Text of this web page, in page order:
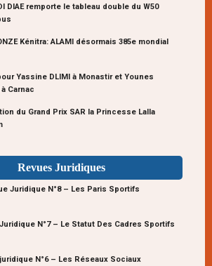
DIAE remporte le tableau double du W50
Kénitra: ALAMI désormais 385e mondial
Yassine DLIMI à Monastir et Younes
à Carnac
du Grand Prix SAR la Princesse Lalla
Revues Juridiques
Juridique N°8 – Les Paris Sportifs
N°7 – Le Statut Des Cadres Sportifs
N°6 – Les Réseaux Sociaux